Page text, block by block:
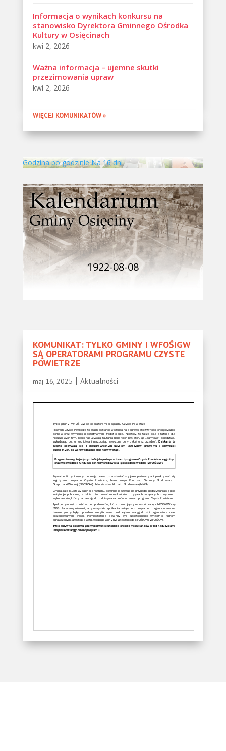
Informacja o wynikach konkursu na
stanowisko Dyrektora Gminnego Ośrodka
Kultury w Osięcinach
kwi 2, 2026
Ważna informacja – ujemne skutki
przezimowania upraw
kwi 2, 2026
WIĘCEJ KOMUNIKATÓW »
Godzina po godzinie Na 16 dni
1922-08-08
KOMUNIKAT: TYLKO GMINY I WFOŚIGW
SĄ OPERATORAMI PROGRAMU CZYSTE
POWIETRZE
maj 16, 2025 | Aktualności